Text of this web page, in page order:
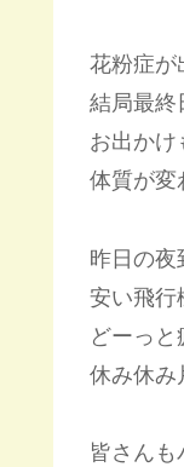
花粉症が
結局最終
お出かけ
体質が変
昨日の夜
安い飛行
どーっ
休み休み
皆さん